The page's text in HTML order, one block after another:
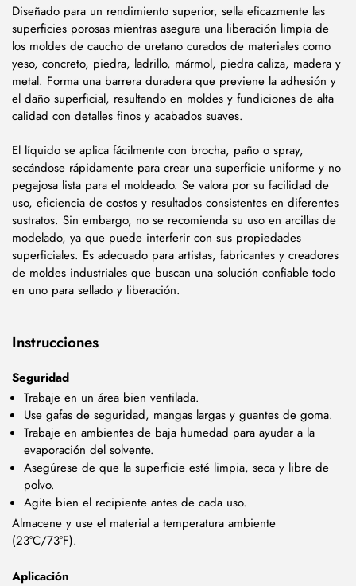
Diseñado para un rendimiento superior, sella eficazmente las
superficies porosas mientras asegura una liberación limpia de
los moldes de caucho de uretano curados de materiales como
yeso, concreto, piedra, ladrillo, mármol, piedra caliza, madera y
metal. Forma una barrera duradera que previene la adhesión y
el daño superficial, resultando en moldes y fundiciones de alta
calidad con detalles finos y acabados suaves.
El líquido se aplica fácilmente con brocha, paño o spray,
secándose rápidamente para crear una superficie uniforme y no
pegajosa lista para el moldeado. Se valora por su facilidad de
uso, eficiencia de costos y resultados consistentes en diferentes
sustratos. Sin embargo, no se recomienda su uso en arcillas de
modelado, ya que puede interferir con sus propiedades
superficiales. Es adecuado para artistas, fabricantes y creadores
de moldes industriales que buscan una solución confiable todo
en uno para sellado y liberación.
Instrucciones
Seguridad
Trabaje en un área bien ventilada.
Use gafas de seguridad, mangas largas y guantes de goma.
Trabaje en ambientes de baja humedad para ayudar a la
evaporación del solvente.
Asegúrese de que la superficie esté limpia, seca y libre de
polvo.
Agite bien el recipiente antes de cada uso.
Almacene y use el material a temperatura ambiente
(23°C/73°F).
Aplicación